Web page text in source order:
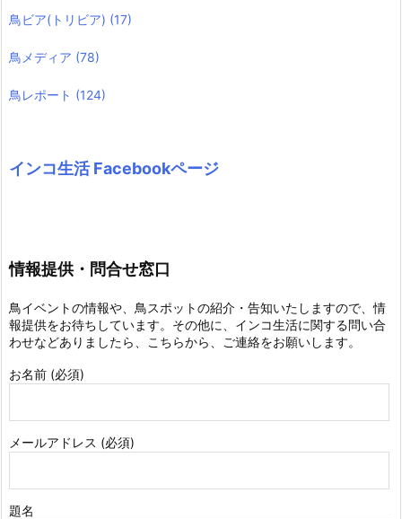
鳥ビア(トリビア) (17)
鳥メディア (78)
鳥レポート (124)
インコ生活 Facebookページ
情報提供・問合せ窓口
鳥イベントの情報や、鳥スポットの紹介・告知いたしますので、情
報提供をお待ちしています。その他に、インコ生活に関する問い合
わせなどありましたら、こちらから、ご連絡をお願いします。
お名前 (必須)
メールアドレス (必須)
題名